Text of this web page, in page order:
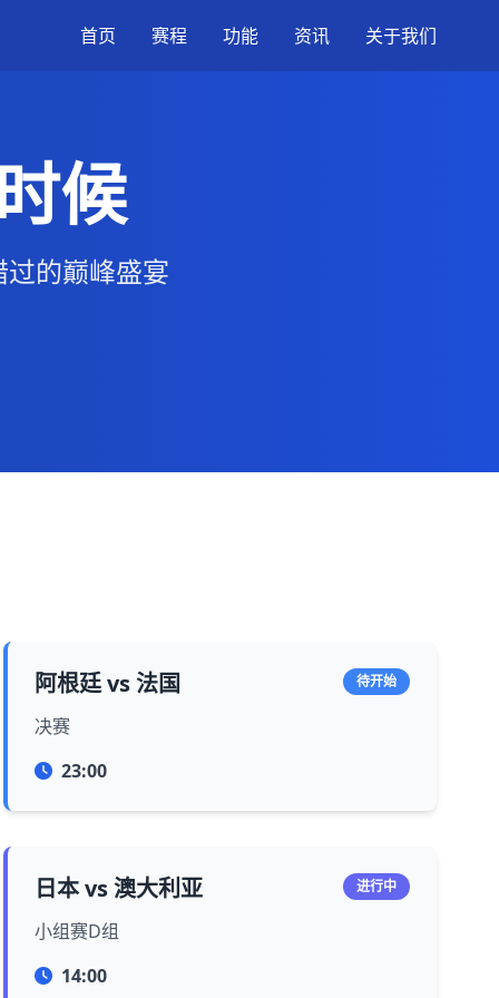
首页 赛程 功能 资讯 关于我们
候
的巅峰盛宴
阿根廷 vs 法国 待开始
决赛
23:00
日本 vs 澳大利亚 进行中
小组赛D组
14:00